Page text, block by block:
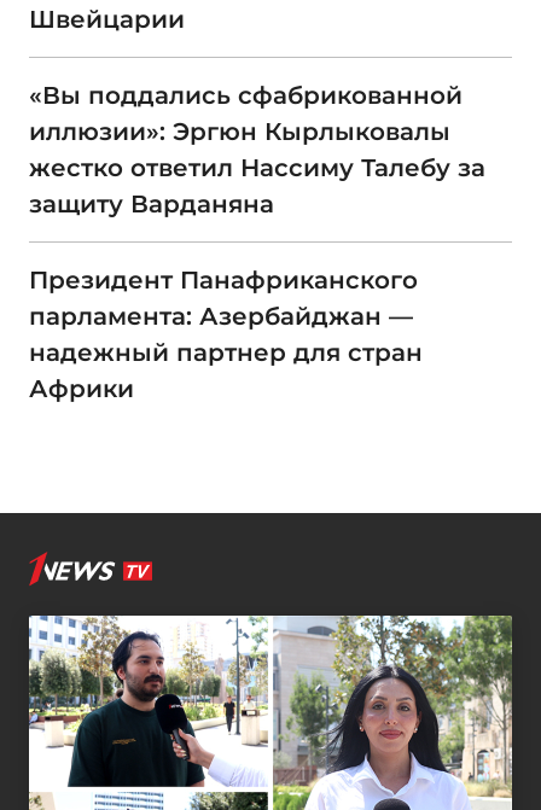
Швейцарии
«Вы поддались сфабрикованной
иллюзии»: Эргюн Кырлыковалы
жестко ответил Нассиму Талебу за
защиту Варданяна
Президент Панафриканского
парламента: Азербайджан —
надежный партнер для стран
Африки